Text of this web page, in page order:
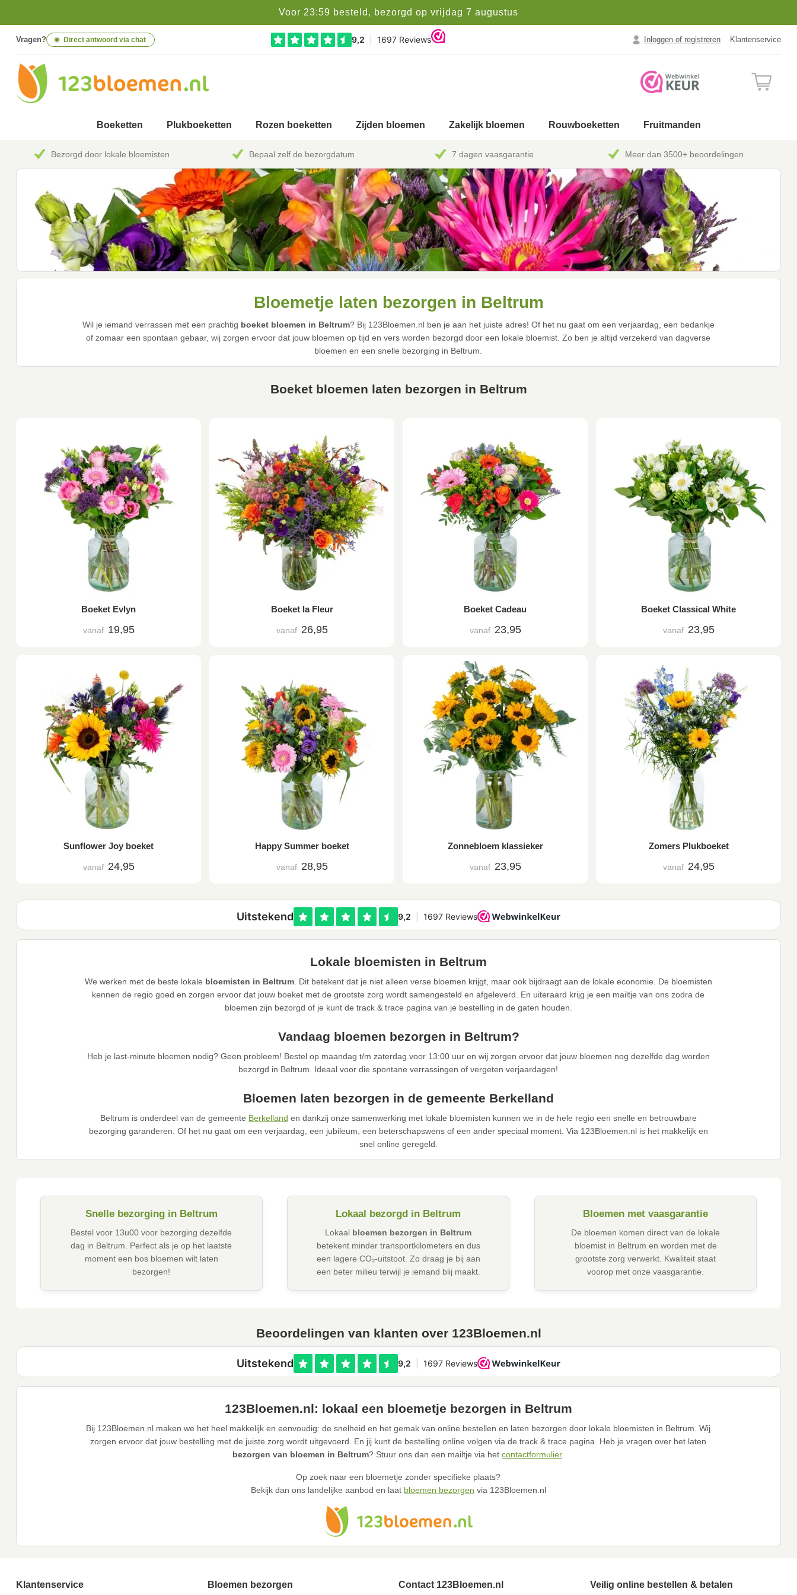
Voor 23:59 besteld, bezorgd op vrijdag 7 augustus
Vragen? Direct antwoord via chat Inloggen of registreren Klantenservice
Boeketten Plukboeketten Rozen boeketten Zijden bloemen Zakelijk bloemen Rouwboeketten Fruitmanden
Bezorgd door lokale bloemisten Bepaal zelf de bezorgdatum 7 dagen vaasgarantie Meer dan 3500+ beoordelingen
Bloemetje laten bezorgen in Beltrum
Wil je iemand verrassen met een prachtig boeket bloemen in Beltrum? Bij 123Bloemen.nl ben je aan het juiste adres! Of het nu gaat om een verjaardag, een bedankje
of zomaar een spontaan gebaar, wij zorgen ervoor dat jouw bloemen op tijd en vers worden bezorgd door een lokale bloemist. Zo ben je altijd verzekerd van dagverse
bloemen en een snelle bezorging in Beltrum.
Boeket bloemen laten bezorgen in Beltrum
Boeket Evlyn
vanaf 19,95
Boeket la Fleur
vanaf 26,95
Boeket Cadeau
vanaf 23,95
Boeket Classical White
vanaf 23,95
Sunflower Joy boeket
vanaf 24,95
Happy Summer boeket
vanaf 28,95
Zonnebloem klassieker
vanaf 23,95
Zomers Plukboeket
vanaf 24,95
Lokale bloemisten in Beltrum
We werken met de beste lokale bloemisten in Beltrum. Dit betekent dat je niet alleen verse bloemen krijgt, maar ook bijdraagt aan de lokale economie. De bloemisten
kennen de regio goed en zorgen ervoor dat jouw boeket met de grootste zorg wordt samengesteld en afgeleverd. En uiteraard krijg je een mailtje van ons zodra de
bloemen zijn bezorgd of je kunt de track & trace pagina van je bestelling in de gaten houden.
Vandaag bloemen bezorgen in Beltrum?
Heb je last-minute bloemen nodig? Geen probleem! Bestel op maandag t/m zaterdag voor 13:00 uur en wij zorgen ervoor dat jouw bloemen nog dezelfde dag worden
bezorgd in Beltrum. Ideaal voor die spontane verrassingen of vergeten verjaardagen!
Bloemen laten bezorgen in de gemeente Berkelland
Beltrum is onderdeel van de gemeente Berkelland en dankzij onze samenwerking met lokale bloemisten kunnen we in de hele regio een snelle en betrouwbare
bezorging garanderen. Of het nu gaat om een verjaardag, een jubileum, een beterschapswens of een ander speciaal moment. Via 123Bloemen.nl is het makkelijk en
snel online geregeld.
Snelle bezorging in Beltrum
Bestel voor 13u00 voor bezorging dezelfde
dag in Beltrum. Perfect als je op het laatste
moment een bos bloemen wilt laten
bezorgen!
Lokaal bezorgd in Beltrum
Lokaal bloemen bezorgen in Beltrum
betekent minder transportkilometers en dus
een lagere CO₂-uitstoot. Zo draag je bij aan
een beter milieu terwijl je iemand blij maakt.
Bloemen met vaasgarantie
De bloemen komen direct van de lokale
bloemist in Beltrum en worden met de
grootste zorg verwerkt. Kwaliteit staat
voorop met onze vaasgarantie.
Beoordelingen van klanten over 123Bloemen.nl
123Bloemen.nl: lokaal een bloemetje bezorgen in Beltrum
Bij 123Bloemen.nl maken we het heel makkelijk en eenvoudig: de snelheid en het gemak van online bestellen en laten bezorgen door lokale bloemisten in Beltrum. Wij
zorgen ervoor dat jouw bestelling met de juiste zorg wordt uitgevoerd. En jij kunt de bestelling online volgen via de track & trace pagina. Heb je vragen over het laten
bezorgen van bloemen in Beltrum? Stuur ons dan een mailtje via hetcontactformulier.
Op zoek naar een bloemetje zonder specifieke plaats?
Bekijk dan ons landelijke aanbod en laat bloemen bezorgen via 123Bloemen.nl
Klantenservice Bloemen bezorgen Contact 123Bloemen.nl Veilig online bestellen & betalen